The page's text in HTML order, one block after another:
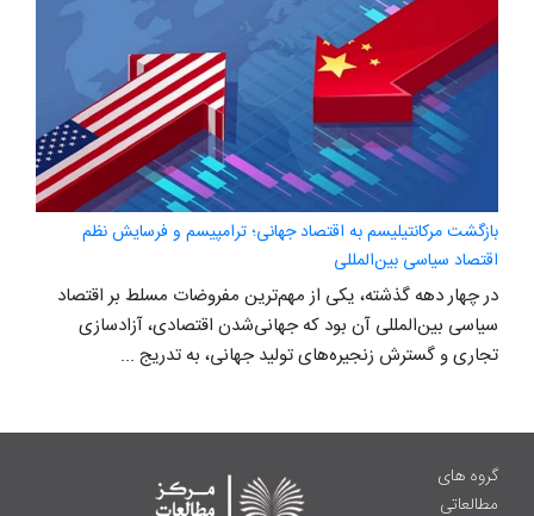
بازگشت مرکانتیلیسم به اقتصاد جهانی؛ ترامپیسم و فرسایش نظم
اقتصاد سیاسی بین‌المللی
در چهار دهه گذشته، یکی از مهم‌ترین مفروضات مسلط بر اقتصاد
سیاسی بین‌المللی آن بود که جهانی‌شدن اقتصادی، آزادسازی
تجاری و گسترش زنجیره‌های تولید جهانی، به تدریج ...
گروه های
مطالعاتی